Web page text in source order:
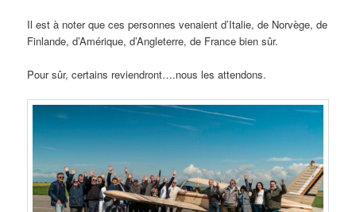
Il est à noter que ces personnes venaient d’Italie, de Norvège, de
Finlande, d’Amérique, d’Angleterre, de France bien sûr.
Pour sûr, certains reviendront….nous les attendons.